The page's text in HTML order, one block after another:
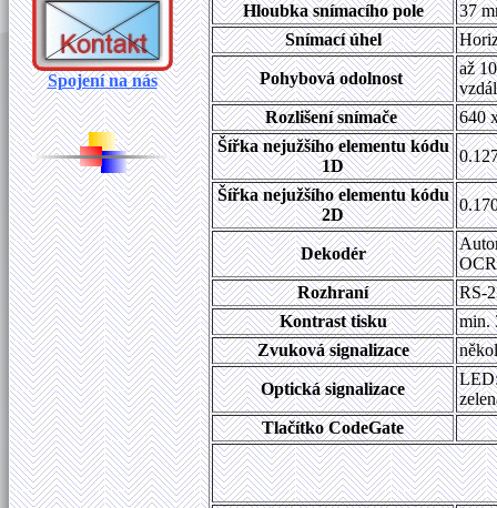
Spojení na nás
Hloubka snímacího pole
37
Snímací úhel
Pohybová odolnost
až
Rozlišení snímače
640
Šířka nejužšího elementu kódu
1D
Šířka nejužšího elementu kódu
2D
Dekodér
Rozhraní
RS-
Kontrast tisku
min.
Zvuková signalizace
Optická signalizace
Tlačítko CodeGate